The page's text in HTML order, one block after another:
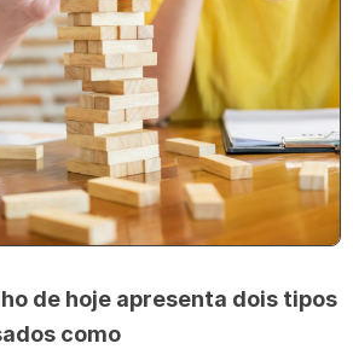
de hoje apresenta dois tipos
como